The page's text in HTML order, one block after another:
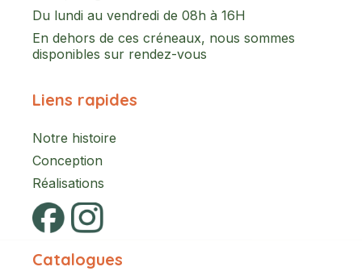
Du lundi au vendredi de 08h à 16H
En dehors de ces créneaux, nous sommes
disponibles sur rendez-vous
Liens rapides
Notre histoire
Conception
Réalisations
Catalogues